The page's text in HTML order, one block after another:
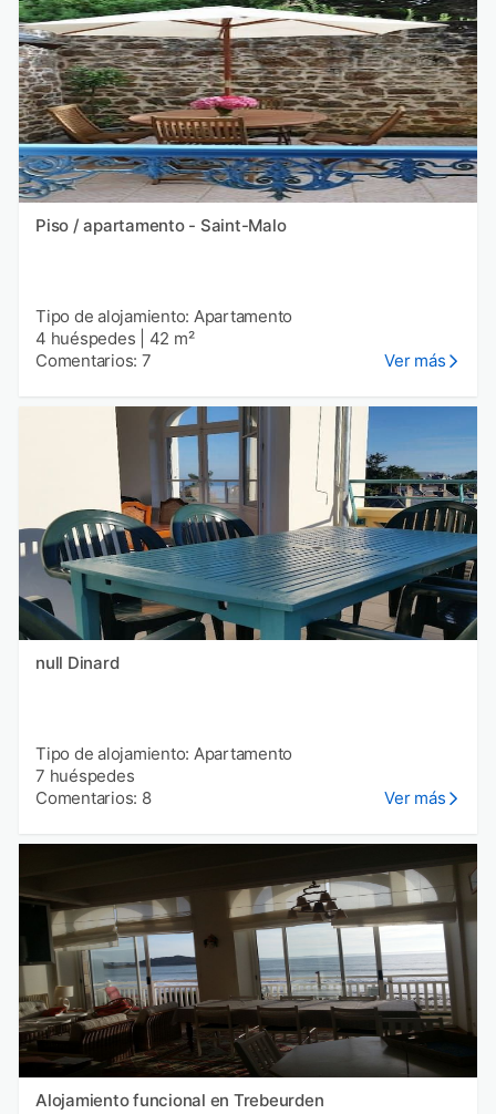
Piso / apartamento - Saint-Malo
Tipo de alojamiento: Apartamento
4 huéspedes
42 m²
Comentarios: 7
Ver más
null Dinard
Tipo de alojamiento: Apartamento
7 huéspedes
Comentarios: 8
Ver más
Alojamiento funcional en Trebeurden